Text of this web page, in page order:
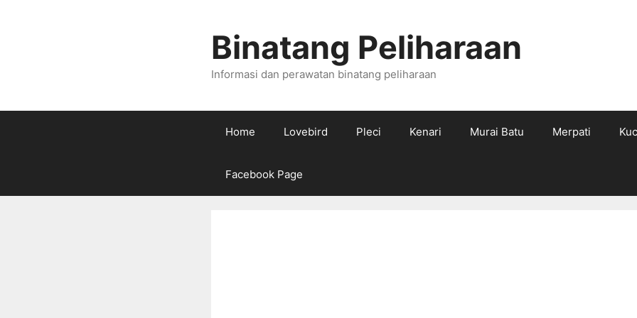
Binatang Peliharaan
Informasi dan perawatan binatang peliharaan
Home Lovebird Pleci Kenari Murai Batu Merpati
Facebook Page